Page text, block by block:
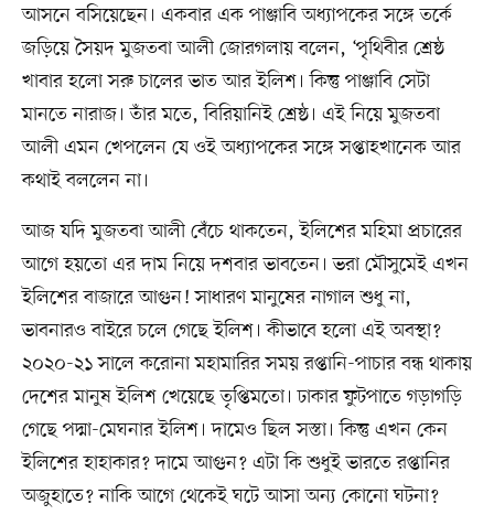
আসনে বসিয়েছেন। একবার এক পাঞ্জাবি অধ্যাপকের সঙ্গে তর্কে
জড়িয়ে সৈয়দ মুজতবা আলী জোরগলায় বলেন, ‘পৃথিবীর শ্রেষ্ঠ
খাবার হলো সরু চালের ভাত আর ইলিশ। কিন্তু পাঞ্জাবি সেটা
মানতে নারাজ। তাঁর মতে, বিরিয়ানিই শ্রেষ্ঠ। এই নিয়ে মুজতবা
আলী এমন খেপলেন যে ওই অধ্যাপকের সঙ্গে সপ্তাহখানেক আর
কথাই বললেন না।
আজ যদি মুজতবা আলী বেঁচে থাকতেন, ইলিশের মহিমা প্রচারের
আগে হয়তো এর দাম নিয়ে দশবার ভাবতেন। ভরা মৌসুমেই এখন
ইলিশের বাজারে আগুন! সাধারণ মানুষের নাগাল শুধু না,
ভাবনারও বাইরে চলে গেছে ইলিশ। কীভাবে হলো এই অবস্থা?
২০২০-২১ সালে করোনা মহামারির সময় রপ্তানি-পাচার বন্ধ থাকায়
দেশের মানুষ ইলিশ খেয়েছে তৃপ্তিমতো। ঢাকার ফুটপাতে গড়াগড়ি
গেছে পদ্মা-মেঘনার ইলিশ। দামেও ছিল সস্তা। কিন্তু এখন কেন
ইলিশের হাহাকার? দামে আগুন? এটা কি শুধুই ভারতে রপ্তানির
অজুহাতে? নাকি আগে থেকেই ঘটে আসা অন্য কোনো ঘটনা?